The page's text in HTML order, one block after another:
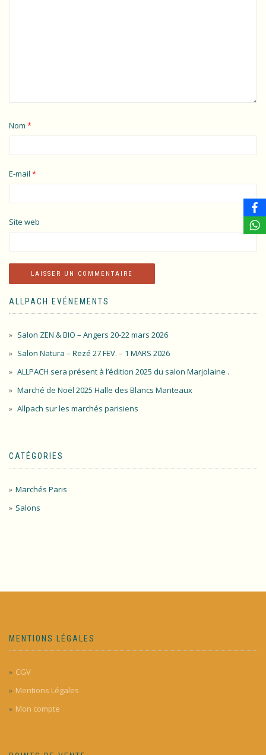
Nom *
E-mail *
Site web
ALLPACH EVÉNEMENTS
Salon ZEN & BIO – Angers 20-22 mars 2026
Salon Natura – Rezé 27 FEV. – 1 MARS 2026
ALLPACH sera présent à l’édition 2025 du salon Marjolaine .
Marché de Noël 2025 Halle des Blancs Manteaux
Allpach sur les marchés parisiens
CATÉGORIES
Marchés Paris
Salons
MENTIONS LÉGALES
CGV
Mentions Légales
Mon compte